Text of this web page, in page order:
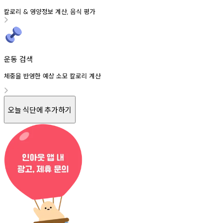
칼로리 & 영양정보 계산, 음식 평가
운동 검색
체중을 반영한 예상 소모 칼로리 계산
오늘 식단에 추가하기